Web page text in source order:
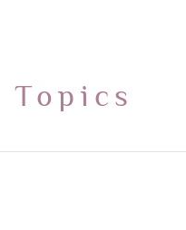
Topics